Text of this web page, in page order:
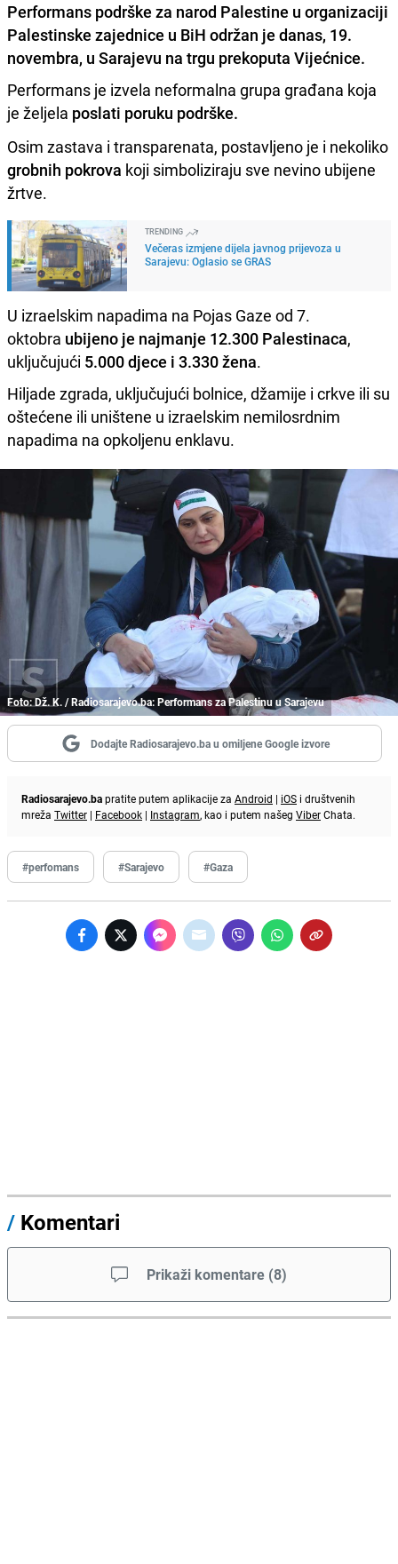
Performans podrške za narod Palestine u organizaciji
Palestinske zajednice u BiH održan je danas, 19.
novembra, u Sarajevu na trgu prekoputa Vijećnice.
Performans je izvela neformalna grupa građana koja
je željela poslati poruku podrške.
Osim zastava i transparenata, postavljeno je i nekoliko
grobnih pokrova koji simboliziraju sve nevino ubijene
žrtve.
TRENDING
Večeras izmjene dijela javnog prijevoza u
Sarajevu: Oglasio se GRAS
U izraelskim napadima na Pojas Gaze od 7.
oktobra ubijeno je najmanje 12.300 Palestinaca,
uključujući 5.000 djece i 3.330 žena.
Hiljade zgrada, uključujući bolnice, džamije i crkve ili su
oštećene ili uništene u izraelskim nemilosrdnim
napadima na opkoljenu enklavu.
Foto: Dž. K. / Radiosarajevo.ba: Performans za Palestinu u Sarajevu
Dodajte Radiosarajevo.ba u omiljene Google izvore
Radiosarajevo.bapratite putem aplikacije za Android | iOS i društvenih
mreža Twitter | Facebook | Instagram, kao i putem našeg ViberChata.
#perfomans #Sarajevo #Gaza
/ Komentari
Prikaži komentare (8)